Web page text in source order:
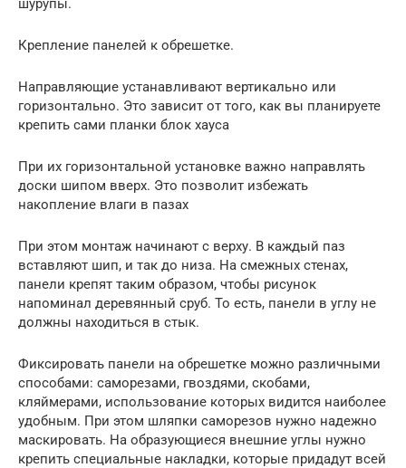
шурупы.
Крепление панелей к обрешетке.
Направляющие устанавливают вертикально или
горизонтально. Это зависит от того, как вы планируете
крепить сами планки блок хауса
При их горизонтальной установке важно направлять
доски шипом вверх. Это позволит избежать
накопление влаги в пазах
При этом монтаж начинают с верху. В каждый паз
вставляют шип, и так до низа. На смежных стенах,
панели крепят таким образом, чтобы рисунок
напоминал деревянный сруб. То есть, панели в углу не
должны находиться в стык.
Фиксировать панели на обрешетке можно различными
способами: саморезами, гвоздями, скобами,
кляймерами, использование которых видится наиболее
удобным. При этом шляпки саморезов нужно надежно
маскировать. На образующиеся внешние углы нужно
крепить специальные накладки, которые придадут всей